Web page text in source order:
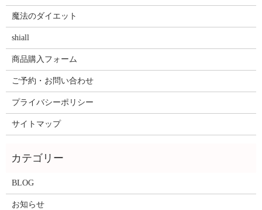
魔法のダイエット
shiall
商品購入フォーム
ご予約・お問い合わせ
プライバシーポリシー
サイトマップ
BLOG
お知らせ